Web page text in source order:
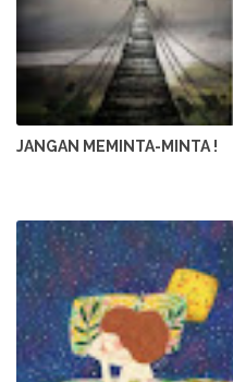
JANGAN MEMINTA-MINTA !